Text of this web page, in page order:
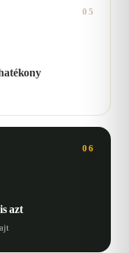
05
06
azt